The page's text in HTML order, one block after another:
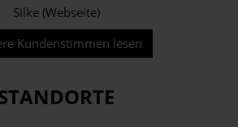
Silke (Webseite)
Kundenstimmen lesen